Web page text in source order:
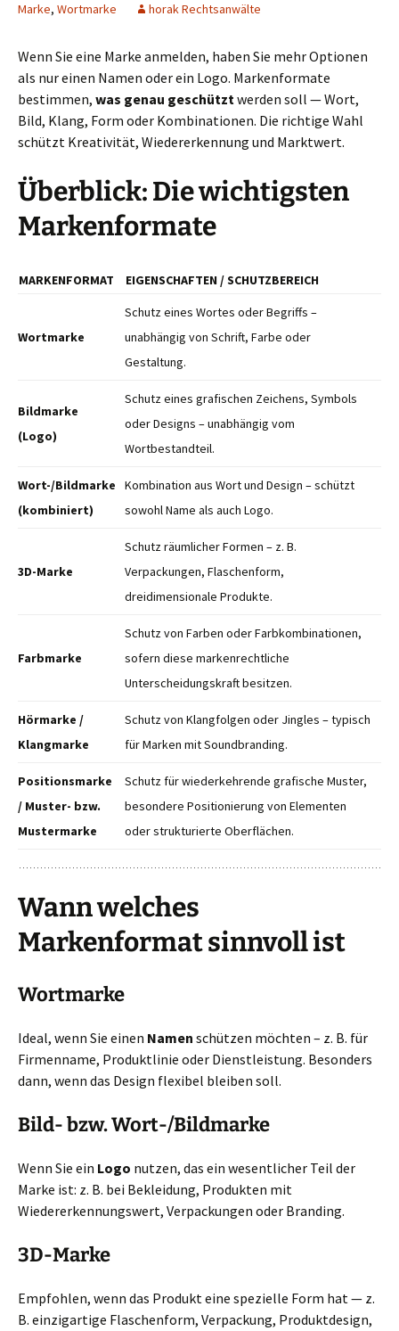
Marke, Wortmarke horak Rechtsanwälte
Wenn Sie eine Marke anmelden, haben Sie mehr Optionen
als nur einen Namen oder ein Logo. Markenformate
bestimmen, was genau geschütztwerden soll — Wort,
Bild, Klang, Form oder Kombinationen. Die richtige Wahl
schützt Kreativität, Wiedererkennung und Marktwert.
Überblick: Die wichtigsten
Markenformate
MARKENFORMAT EIGENSCHAFTEN / SCHUTZBEREICH
Wortmarke
Schutz eines Wortes oder Begriffs –
unabhängig von Schrift, Farbe oder
Gestaltung.
Bildmarke
(Logo)
Schutz eines grafischen Zeichens, Symbols
oder Designs – unabhängig vom
Wortbestandteil.
Wort-/Bildmarke
(kombiniert)
Kombination aus Wort und Design – schützt
sowohl Name als auch Logo.
3D-Marke
Schutz räumlicher Formen – z. B.
Verpackungen, Flaschenform,
dreidimensionale Produkte.
Farbmarke
Schutz von Farben oder Farbkombinationen,
sofern diese markenrechtliche
Unterscheidungskraft besitzen.
Hörmarke /
Klangmarke
Schutz von Klangfolgen oder Jingles – typisch
für Marken mit Soundbranding.
Positionsmarke
/ Muster- bzw.
Mustermarke
Schutz für wiederkehrende grafische Muster,
besondere Positionierung von Elementen
oder strukturierte Oberflächen.
Wann welches
Markenformat sinnvoll ist
Wortmarke
Ideal, wenn Sie einen Namen schützen möchten – z. B. für
Firmenname, Produktlinie oder Dienstleistung. Besonders
dann, wenn das Design flexibel bleiben soll.
Bild- bzw. Wort-/Bildmarke
Wenn Sie ein Logo nutzen, das ein wesentlicher Teil der
Marke ist: z. B. bei Bekleidung, Produkten mit
Wiedererkennungswert, Verpackungen oder Branding.
3D-Marke
Empfohlen, wenn das Produkt eine spezielle Form hat — z.
B. einzigartige Flaschenform, Verpackung, Produktdesign,